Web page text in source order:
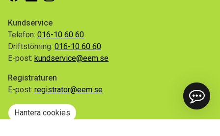
Kundservice
Telefon: 016-10 60 60
Driftstörning: 016-10 60 60
E-post: kundservice@eem.se
Registraturen
E-post: registrator@eem.se
Hantera cookies